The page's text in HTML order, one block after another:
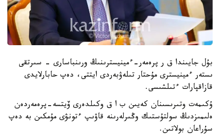
بۇل جايىندا ق ر پرەمەر-ءمينيسترىنىڭ ورىنباسارى - سىرتقى
ىستەر ءمينيسترى مۇحتار تىلەۋبەردى ايتتى، دەپ حابارلايدى
قازاقپارات ءتىلشىسى.
ۇكىمەت وتىرىسىنان كەيىن ب ا ق وكىلدەرى ۆيتسە-پرەمەردەن
ەلىمىزدىڭ سولتۇستىك وڭىرلەرىنە قاۋىپ ءتونۋى مۇمكىن بە دەپ
سۇراعان بولاتىن.